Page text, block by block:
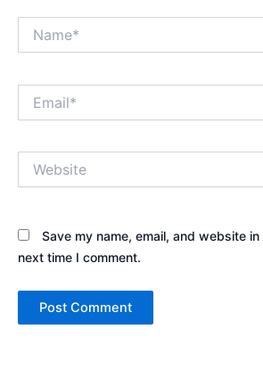
Save my name, email, and website
next time I comment.